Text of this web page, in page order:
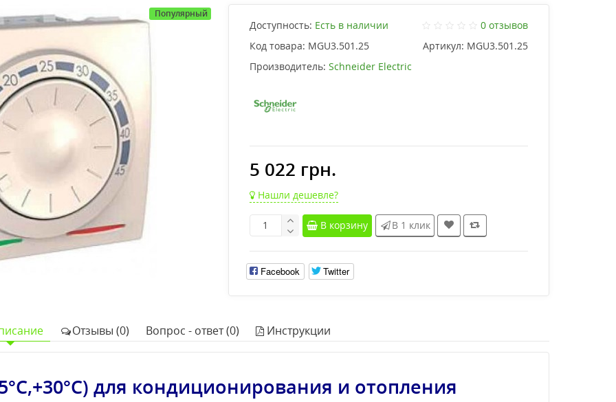
Популярный
Доступность: Есть в наличии
0 отзывов
Код товара: MGU3.501.25 Артикул: MGU3.501.25
Производитель: Schneider Electric
5 022 грн.
Нашли дешевле?
В корзину В 1 клик
Facebook Twitter
Отзывы (0) Вопрос - ответ (0) Инструкции
для кондиционирования и отопления